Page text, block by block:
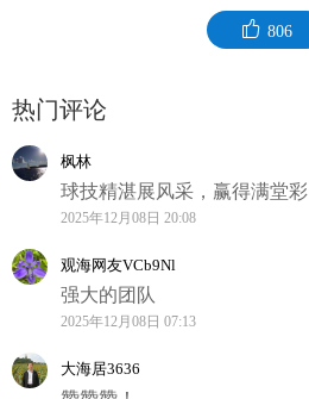
806
热门评论
枫林
球技精湛展风采，赢得满堂彩
2025年12月08日 20:08
观海网友VCb9Nl
强大的团队
2025年12月08日 07:13
大海居3636